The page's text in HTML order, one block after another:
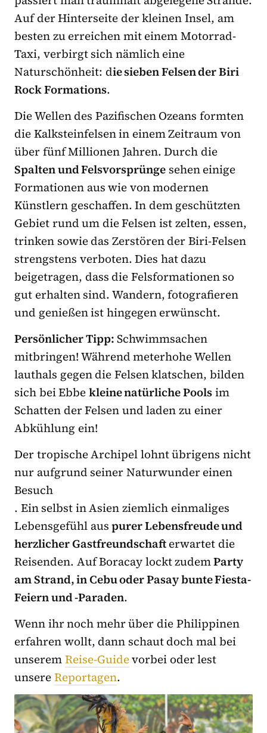
Auf der Hinterseite der kleinen Insel, am
besten zu erreichen mit einem Motorrad-
Taxi, verbirgt sich nämlich eine
Naturschönheit: die sieben Felsen der Biri
Rock Formations.
Die Wellen des Pazifischen Ozeans formten
die Kalksteinfelsen in einem Zeitraum von
über fünf Millionen Jahren. Durch die
Spalten und Felsvorsprünge sehen einige
Formationen aus wie von modernen
Künstlern geschaffen. In dem geschützten
Gebiet rund um die Felsen ist zelten, essen,
trinken sowie das Zerstören der Biri-Felsen
strengstens verboten. Dies hat dazu
beigetragen, dass die Felsformationen so
gut erhalten sind. Wandern, fotografieren
und genießen ist hingegen erwünscht.
Persönlicher Tipp:Schwimmsachen
mitbringen! Während meterhohe Wellen
lauthals gegen die Felsen klatschen, bilden
sich bei Ebbekleine natürliche Poolsim
Schatten der Felsen und laden zu einer
Abkühlung ein!
Der tropische Archipel lohnt übrigens nicht
nur aufgrund seiner Naturwunder einen
Besuch
. Ein selbst in Asien ziemlich einmaliges
Lebensgefühl auspurer Lebensfreude und
herzlicher Gastfreundschafterwartet die
Reisenden. Auf Boracay lockt zudemParty
am Strand, in Cebu oder Pasay bunte Fiesta-
Feiern und -Paraden.
Wenn ihr noch mehr über die Philippinen
erfahren wollt, dann schaut doch mal bei
unseremReise-Guidevorbei oder lest
unsereReportagen.